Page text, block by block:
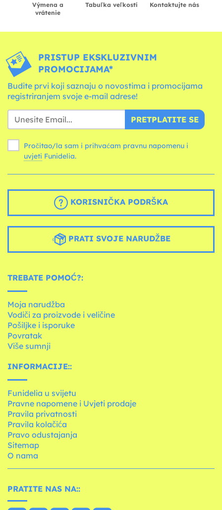
Výmena a
vrátenie
Tabuľka veľkostí Kontaktujte nás
PRISTUP EKSKLUZIVNIM
PROMOCIJAMA*
Budite prvi koji saznaju o novostima i promocijama
registriranjem svoje e-mail adrese!
PRETPLATITE SE
Pročitao/la sam i prihvaćam pravnu napomenu i
uvjeti Funidelia.
KORISNIČKA PODRŠKA
PRATI SVOJE NARUDŽBE
TREBATE POMOĆ?:
Moja narudžba
Vodiči za proizvode i veličine
Pošiljke i isporuke
Povratak
Više sumnji
INFORMACIJE::
Funidelia u svijetu
Pravne napomene i Uvjeti prodaje
Pravila privatnosti
Pravila kolačića
Pravo odustajanja
Sitemap
O nama
PRATITE NAS NA::